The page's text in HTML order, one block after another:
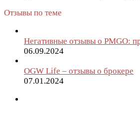
Отзывы по теме
Негативные отзывы о PMGO:
06.09.2024
OGW Life – отзывы о брокере
07.01.2024